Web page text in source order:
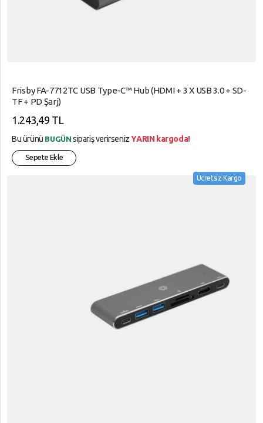
Frisby FA-7712TC USB Type-C™ Hub (HDMI + 3 X USB 3.0 + SD-
TF + PD Şarj)
1.243,49 TL
Bu ürünü BUGÜN sipariş verirsenizYARIN kargoda!
Sepete Ekle
Ücretsiz Kargo